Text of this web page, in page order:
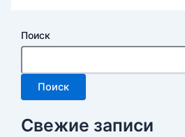
Поиск
Поиск
Свежие записи